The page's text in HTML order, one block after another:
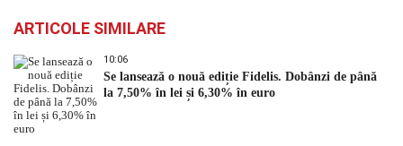
ARTICOLE SIMILARE
10:06
Se lansează o nouă ediție Fidelis. Dobânzi de până
la 7,50% în lei și 6,30% în euro